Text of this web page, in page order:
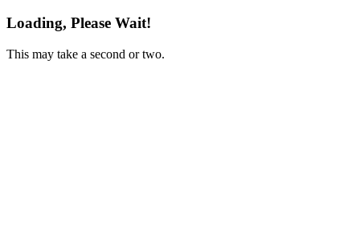
Loading, Please Wait!
This may take a second or two.